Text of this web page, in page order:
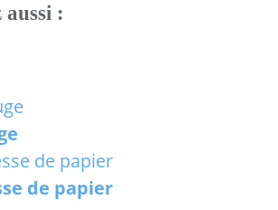
aussi :
de papier